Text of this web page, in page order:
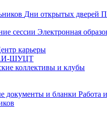
Дни открытых дверей
сессии Электронная
карьеры
ШУЦТ
коллективы и клубы
документы и бланки Работа